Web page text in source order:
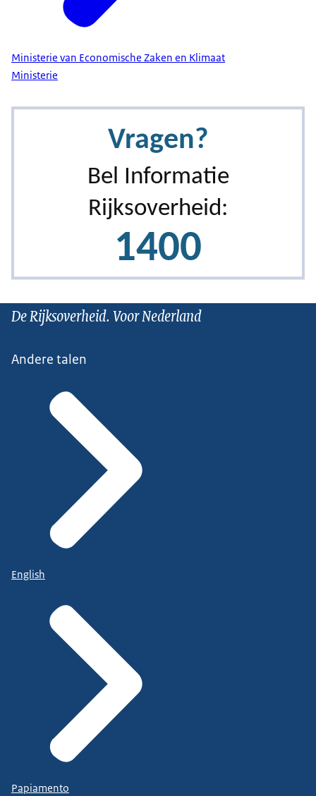
Ministerie van Economische Zaken en Klimaat
Ministerie
De Rijksoverheid. Voor Nederland
Andere talen
English
Papiamento